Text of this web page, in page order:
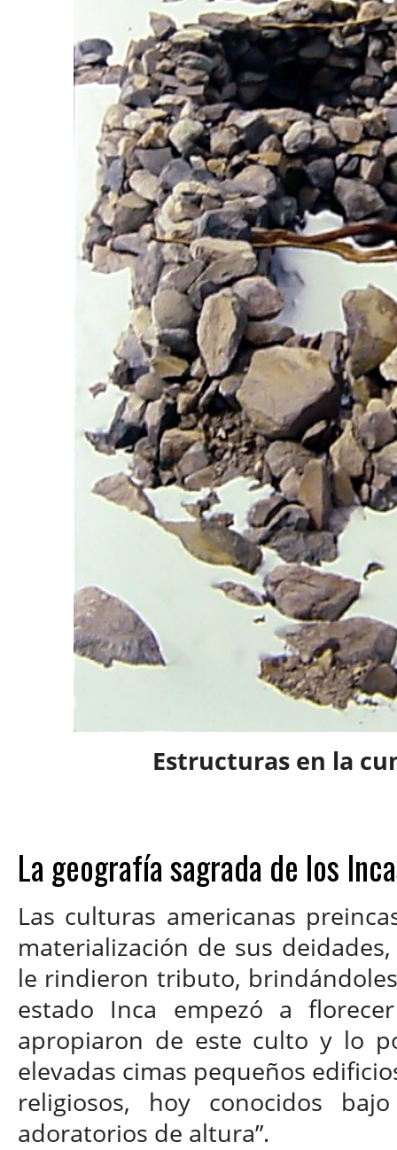
Estructuras en la
La geografía sagrada de los
Las culturas americanas
materialización de sus
le rindieron tributo,
estado Inca empezó a
apropiaron de este culto y lo
elevadas cimas pequeños
religiosos, hoy conocidos
adoratorios de altura”.